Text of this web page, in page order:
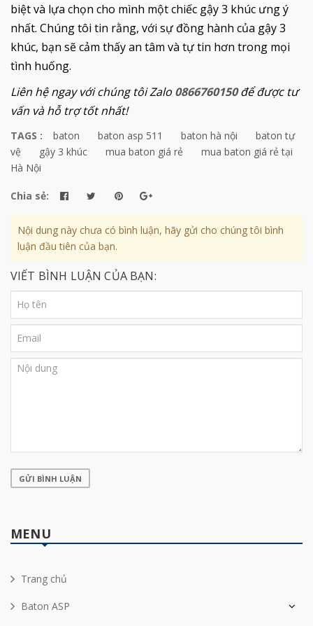
biệt và lựa chọn cho mình một chiếc gậy 3 khúc ưng ý
nhất. Chúng tôi tin rằng, với sự đồng hành của gậy 3
khúc, bạn sẽ cảm thấy an tâm và tự tin hơn trong mọi
tình huống.
Liên hệ ngay với chúng tôi Zalo 0866760150để được tư
vấn và hỗ trợ tốt nhất!
TAGS : baton baton asp 511 baton hà nội
baton tự
vệ
gậy 3 khúc mua baton giá rẻ
mua baton giá rẻ tại
Hà Nội
Chia sẻ:
Nội dung này chưa có bình luận, hãy gửi cho chúng tôi bình
luận đầu tiên của bạn.
VIẾT BÌNH LUẬN CỦA BẠN:
GỬI BÌNH LUẬN
MENU
Trang chủ
Baton ASP